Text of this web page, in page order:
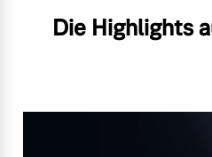
Die Highlights